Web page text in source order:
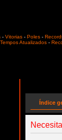
- Vitorias - Poles -
Tempos Atualizados -
Índice